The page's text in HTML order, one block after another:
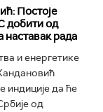
Постоје
добити од
рада
и енергетике
индиције да ће
од